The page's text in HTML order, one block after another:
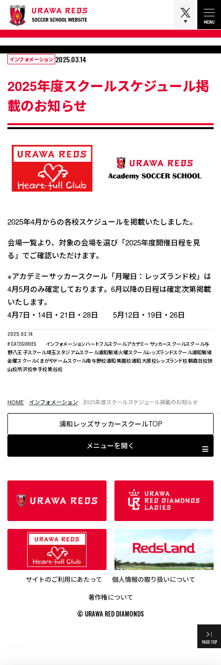
インフォメーション 2025.03.14
2025年度スクールスケジュール掲
載のお知らせ
2025年4月からの各校スケジュールを掲載いたしました。
会場一覧より、対象の会場を選び「2025年度開催日程を見
る」でご確認いただけます。
※アカデミーサッカースクール「月曜日：レッズランド校」は
4月5月のみ確定しております。6月以降の日程は確定次第掲載
いたします。
4月7日・14日・21日・28日 5月12日・19日・26日
2025.03.14
# CATEGORIES
インフォメーションハートフルスクールアカデミーサッカースクールスクール与
野八王子スクール埼玉スタジアムスクール浦和駒場火曜スクールレッズランドスクール浦和駒場
金曜スクールくまがやドームスクール南与野校浦和美園校浦和大原校レッズランド校朝霞台校狭
山校所沢校幸手校熊谷校
HOME インフォメーション 2025年度スクールスケジュール掲載のお知らせ
浦和レッズサッカースクールTOP
メニューを開く
サイトのご利用にあたって
個人情報の取り扱いについて
著作権について
© URAWA RED DIAMONDS
PAGE TOP